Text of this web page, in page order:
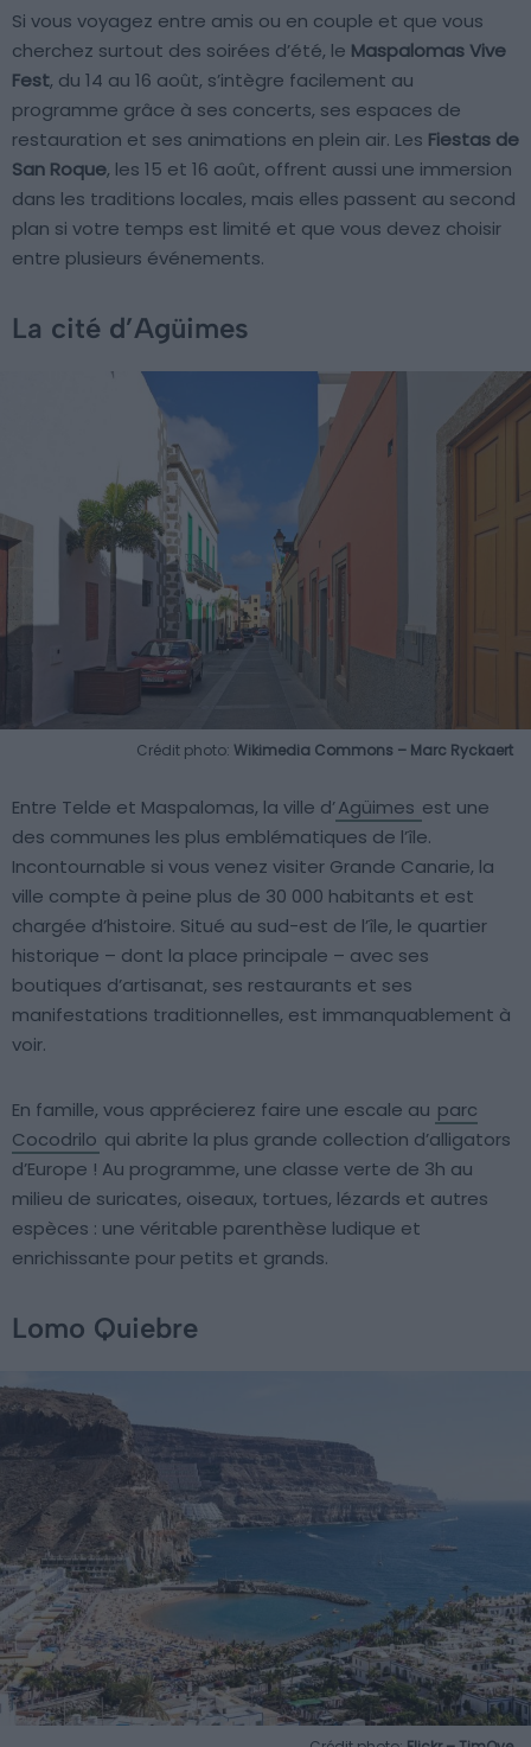
Si vous voyagez entre amis ou en couple et que vous
cherchez surtout des soirées d’été, le Maspalomas Vive
Fest, du 14 au 16 août, s’intègre facilement au
programme grâce à ses concerts, ses espaces de
restauration et ses animations en plein air. Les Fiestas de
San Roque, les 15 et 16 août, offrent aussi une immersion
dans les traditions locales, mais elles passent au second
plan si votre temps est limité et que vous devez choisir
entre plusieurs événements.
La cité d’Agüimes
Crédit photo: Wikimedia Commons – Marc Ryckaert
Entre Telde et Maspalomas, la ville d’Agüimes est une
des communes les plus emblématiques de l’île.
Incontournable si vous venez visiter Grande Canarie, la
ville compte à peine plus de 30 000 habitants et est
chargée d’histoire. Situé au sud-est de l’île, le quartier
historique – dont la place principale – avec ses
boutiques d’artisanat, ses restaurants et ses
manifestations traditionnelles, est immanquablement à
voir.
En famille, vous apprécierez faire une escale au parc
Cocodrilo qui abrite la plus grande collection d’alligators
d’Europe ! Au programme, une classe verte de 3h au
milieu de suricates, oiseaux, tortues, lézards et autres
espèces : une véritable parenthèse ludique et
enrichissante pour petits et grands.
Lomo Quiebre